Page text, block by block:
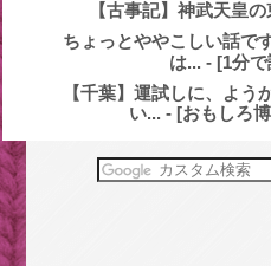
【古事記】神武天皇
ちょっとややこしい話で
は... - [1分
【千葉】運試しに、よう
い... - [おもしろ